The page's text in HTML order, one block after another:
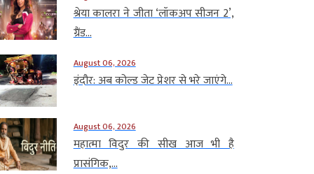
श्रेया कालरा ने जीता ‘लॉकअप सीजन 2’,
ग्रैंड...
August 06, 2026
इंदौर: अब कोल्ड जेट प्रेशर से भरे जाएंगे...
August 06, 2026
महात्मा विदुर की सीख आज भी है
प्रासंगिक,...